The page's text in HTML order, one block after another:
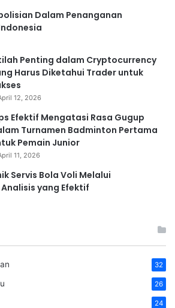
Dalam Penanganan
Penting dalam Cryptocurrency
Harus Diketahui Trader untuk
12, 2026
Efektif Mengatasi Rasa Gugup
Turnamen Badminton Pertama
Pemain Junior
11, 2026
Servis Bola Voli Melalui
yang Efektif
32
26
24